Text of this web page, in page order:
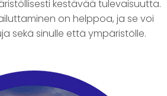
kestävää tulevaisuutta.
on helppoa, ja se voi
sekä sinulle että ympäristölle.